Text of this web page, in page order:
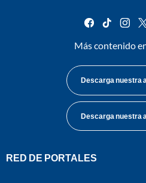
facebook
tiktok
Más contenido
Descarga nuestra
Descarga nuestra
RED DE PORTALES